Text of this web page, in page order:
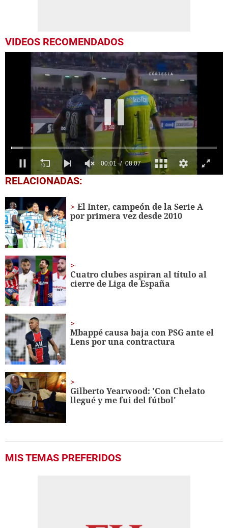
VIDEOS RECOMENDADOS
0
seconds
minutes,
7
seconds
RELACIONADAS:
El Inter, campeón de la Serie A
por primera vez desde 2010
Cuatro clubes aspiran al título al
cierre de Liga de España
Mbappé causa baja con PSG ante el
Lens por una contractura
Gilberto Yearwood: 'Con Chelato
llegué y me fui del fútbol'
MIS TEMAS PREFERIDOS